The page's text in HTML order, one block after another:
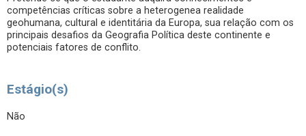
competências críticas sobre a heterogenea realidade
geohumana, cultural e identitária da Europa, sua relação com os
principais desafios da Geografia Política deste continente e
potenciais fatores de conflito.
Estágio(s)
Não